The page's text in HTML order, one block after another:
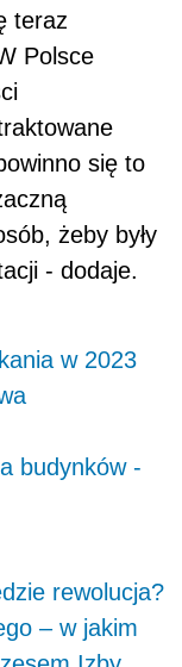
teraz
Polsce
się to
żeby były
- dodaje.
w 2023
budynków -
rewolucja?
– w jakim